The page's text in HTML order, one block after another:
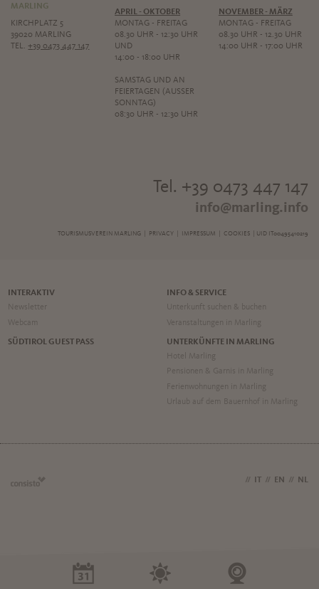
MARLING
KIRCHPLATZ 5
39020 MARLING
TEL.+39 0473 447 147
APRIL - OKTOBER
MONTAG - FREITAG
08.30 UHR - 12:30 UHR
UND
14:00 - 18:00 UHR
SAMSTAG UND AN
FEIERTAGEN (AUSSER S
ONNTAG)
08:30 UHR - 12:30 UHR
NOVEMBER - MÄRZ
MONTAG - FREITAG
08.30 UHR - 12.30 UHR
14:00 UHR - 17:00 UHR
Tel. +39 0473 447 147
info@marling.info
TOURISMUSVEREIN MARLING | PRIVACY| IMPRESSUM COOKIES | UID IT00495410219
INTERAKTIV
Newsletter
Webcam
INFO & SERVICE
Unterkunft suchen & buchen
Veranstaltungen in Marling
SÜDTIROL GUEST PASS
UNTERKÜNFTE IN MARLING
Hotel Marling
Pensionen & Garnis in Marling
Ferienwohnungen in Marling
Urlaub auf dem Bauernhof in Marling
// IT // EN // NL